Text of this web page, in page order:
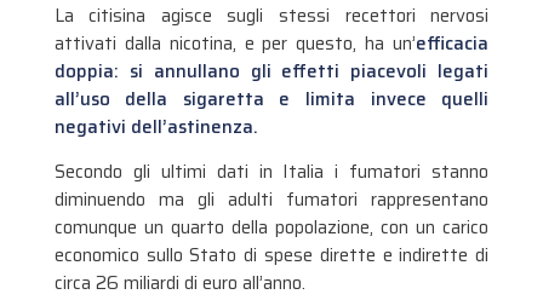
La citisina agisce sugli stessi recettori nervosi
attivati dalla nicotina, e per questo, ha un’efficacia
doppia: si annullano gli effetti piacevoli legati
all’uso della sigaretta e limita invece quelli
negativi dell’astinenza.
Secondo gli ultimi dati in Italia i fumatori stanno
diminuendo ma gli adulti fumatori rappresentano
comunque un quarto della popolazione, con un carico
economico sullo Stato di spese dirette e indirette di
circa 26 miliardi di euro all’anno.